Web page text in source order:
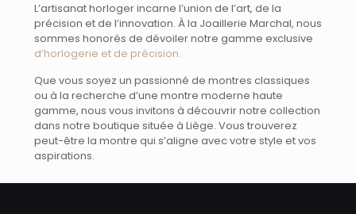
L’artisanat horloger incarne l’union de l’art, de la
précision et de l’innovation. À la Joaillerie Marchal, nous
sommes honorés de dévoiler notre gamme exclusive
d’horlogerie et de précision.
Que vous soyez un passionné de montres classiques
ou à la recherche d’une montre moderne haute
gamme, nous vous invitons à découvrir notre collection
dans notre boutique située à Liège. Vous trouverez
peut-être la montre qui s’aligne avec votre style et vos
aspirations.